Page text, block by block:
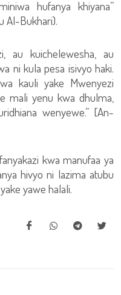
hufanya khiyana”
Al-Bukhari).
au kuichelewesha, au
ni kula pesa isivyo haki.
kauli yake Mwenyezi
mali yenu kwa dhulma,
wenyewe.” [An-
kwa manufaa ya
hivyo ni lazima atubu
yawe halali.